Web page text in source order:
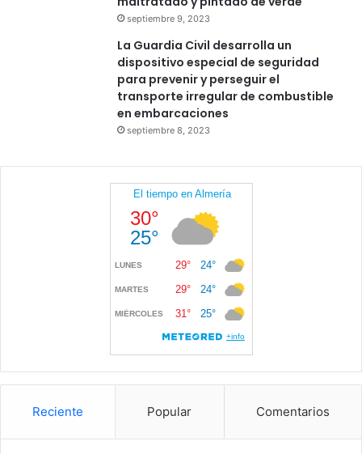
septiembre 9, 2023
La Guardia Civil desarrolla un
dispositivo especial de seguridad
para prevenir y perseguir el
transporte irregular de combustible
en embarcaciones
septiembre 8, 2023
Reciente Popular Comentarios